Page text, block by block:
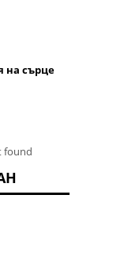
на сърце
found